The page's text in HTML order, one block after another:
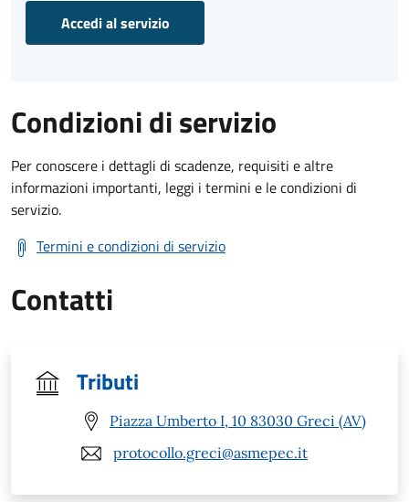
Accedi al servizio
Condizioni di servizio
Per conoscere i dettagli di scadenze, requisiti e altre
informazioni importanti, leggi i termini e le condizioni di
servizio.
Termini e condizioni di servizio
Contatti
Tributi
Piazza Umberto I, 10 83030 Greci (AV)
protocollo.greci@asmepec.it